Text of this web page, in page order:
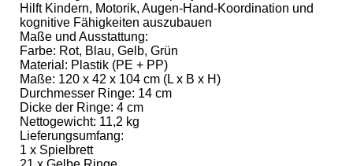
Hilft Kindern, Motorik, Augen-Hand-Koordination und
kognitive Fähigkeiten auszubauen
Maße und Ausstattung:
Farbe: Rot, Blau, Gelb, Grün
Material: Plastik (PE + PP)
Maße: 120 x 42 x 104 cm (L x B x H)
Durchmesser Ringe: 14 cm
Dicke der Ringe: 4 cm
Nettogewicht: 11,2 kg
Lieferungsumfang:
1 x Spielbrett